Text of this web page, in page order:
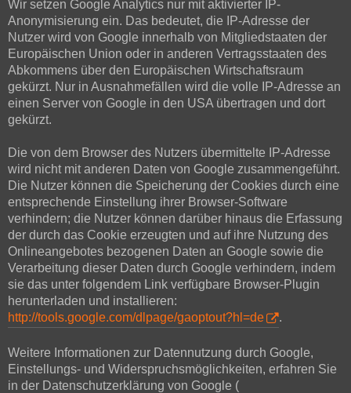
Wir setzen Google Analytics nur mit aktivierter IP-
Anonymisierung ein. Das bedeutet, die IP-Adresse der
Nutzer wird von Google innerhalb von Mitgliedstaaten der
Europäischen Union oder in anderen Vertragsstaaten des
Abkommens über den Europäischen Wirtschaftsraum
gekürzt. Nur in Ausnahmefällen wird die volle IP-Adresse an
einen Server von Google in den USA übertragen und dort
gekürzt.
Die von dem Browser des Nutzers übermittelte IP-Adresse
wird nicht mit anderen Daten von Google zusammengeführt.
Die Nutzer können die Speicherung der Cookies durch eine
entsprechende Einstellung ihrer Browser-Software
verhindern; die Nutzer können darüber hinaus die Erfassung
der durch das Cookie erzeugten und auf ihre Nutzung des
Onlineangebotes bezogenen Daten an Google sowie die
Verarbeitung dieser Daten durch Google verhindern, indem
sie das unter folgendem Link verfügbare Browser-Plugin
herunterladen und installieren:
http://tools.google.com/dlpage/gaoptout?hl=de
.
Weitere Informationen zur Datennutzung durch Google,
Einstellungs- und Widerspruchsmöglichkeiten, erfahren Sie
in der Datenschutzerklärung von Google (